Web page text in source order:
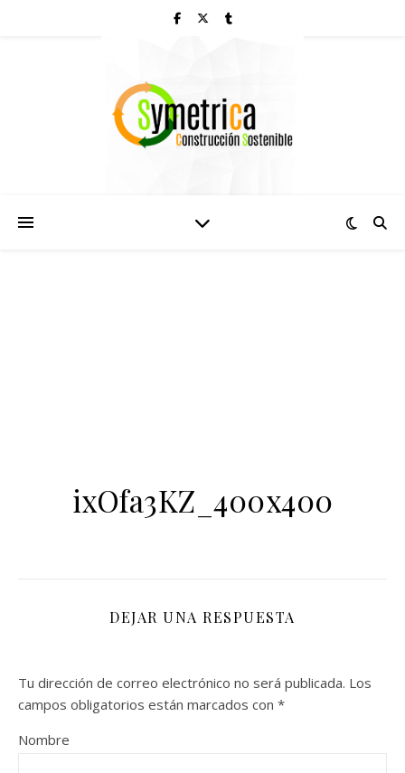
ixOfa3KZ_400x400
DEJAR UNA RESPUESTA
Tu dirección de correo electrónico no será publicada. Los
campos obligatorios están marcados con *
Nombre